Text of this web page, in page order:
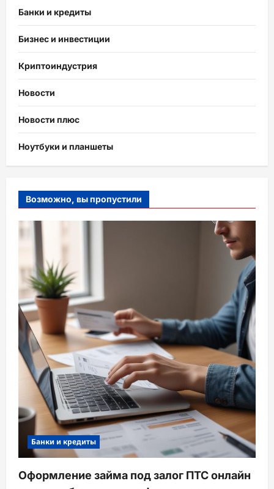
Банки и кредиты
Бизнес и инвестиции
Криптоиндустрия
Новости
Новости плюс
Ноутбуки и планшеты
Возможно, вы пропустили
Банки и кредиты
Оформление займа под залог ПТС онлайн